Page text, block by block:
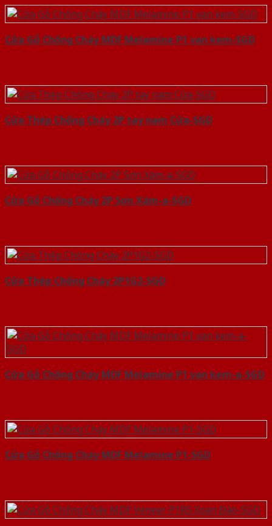
Cửa Gỗ Chống Cháy MDF Melamine P1 van kem-SGD
Cửa Thép Chống Cháy 2P tay nam Cửa-SGD
Cửa Gỗ Chống Cháy 2P Sơn Xám-a-SGD
Cửa Thép Chống Cháy 2P1G2-SGD
Cửa Gỗ Chống Cháy MDF Melamine P1 van kem-a-SGD
Cửa Gỗ Chống Cháy MDF Melamine P1-SGD